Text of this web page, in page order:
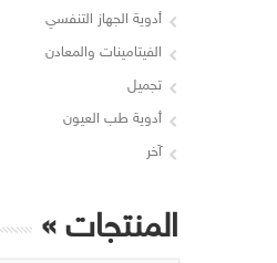
أدوية الجهاز التنفسي
الفيتامينات والمعادن
تجميل
أدوية طب العيون
آخر
المنتجات »